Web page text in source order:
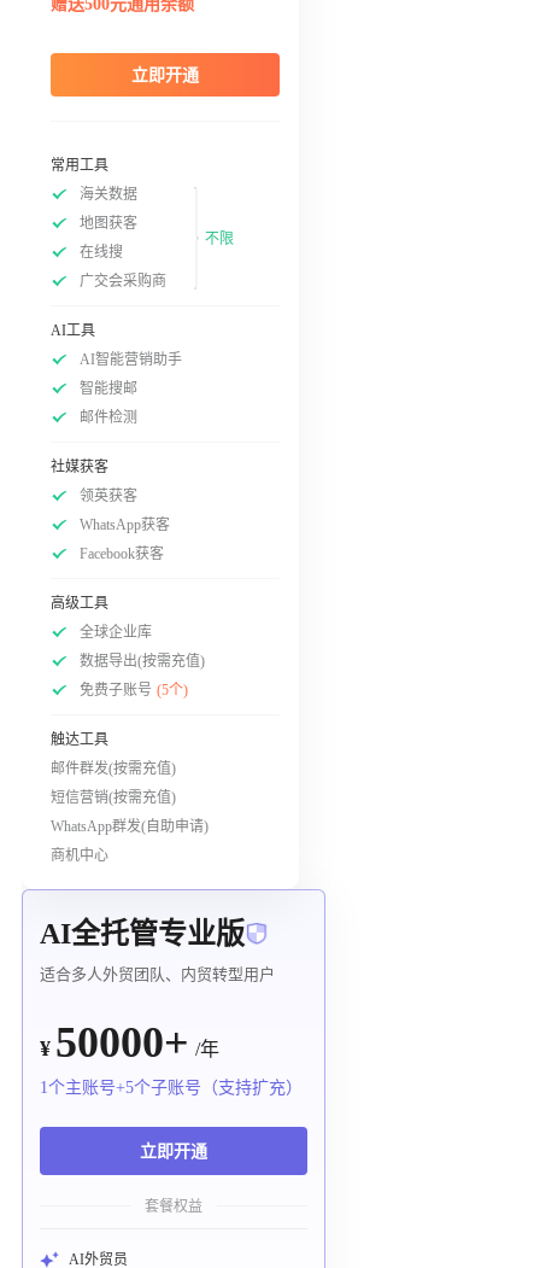
赠送500元通用余额
立即开通
常用工具
海关数据
地图获客
在线搜
广交会采购商
不限
AI工具
AI智能营销助手
智能搜邮
邮件检测
社媒获客
领英获客
WhatsApp获客
Facebook获客
高级工具
全球企业库
数据导出(按需充值)
免费子账号 (5个)
触达工具
邮件群发(按需充值)
短信营销(按需充值)
WhatsApp群发(自助申请)
商机中心
AI全托管专业版
适合多人外贸团队、内贸转型用户
¥ 50000+ /年
1个主账号+5个子账号（支持扩充）
立即开通
套餐权益
AI外贸员